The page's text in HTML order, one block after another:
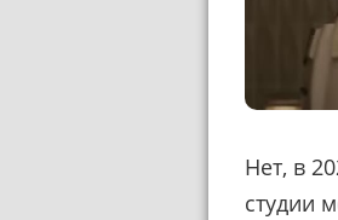
Нет, в
студии